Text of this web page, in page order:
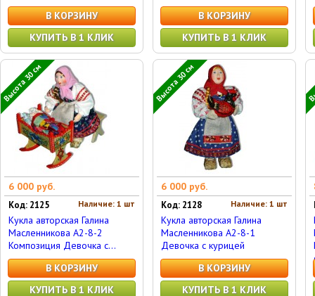
В КОРЗИНУ
КУПИТЬ В 1 КЛИК
В КОРЗИНУ
КУПИТЬ В 1 КЛИК
Высота 30 см
6 000 руб.
Наличие: 1 шт
Код: 2125
Кукла авторская Галина
Масленникова А2-8-2
Композиция Девочка с...
В КОРЗИНУ
КУПИТЬ В 1 КЛИК
Высота 30 см
6 000 руб.
Наличие: 1 шт
Код: 2128
Кукла авторская Галина
Масленникова А2-8-1
Девочка с курицей
В КОРЗИНУ
КУПИТЬ В 1 КЛИК